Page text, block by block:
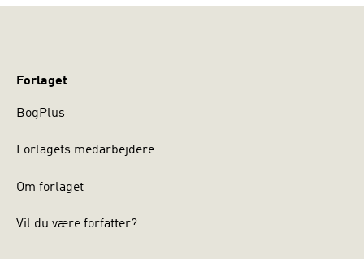
Forlaget
BogPlus
Forlagets medarbejdere
Om forlaget
Vil du være forfatter?